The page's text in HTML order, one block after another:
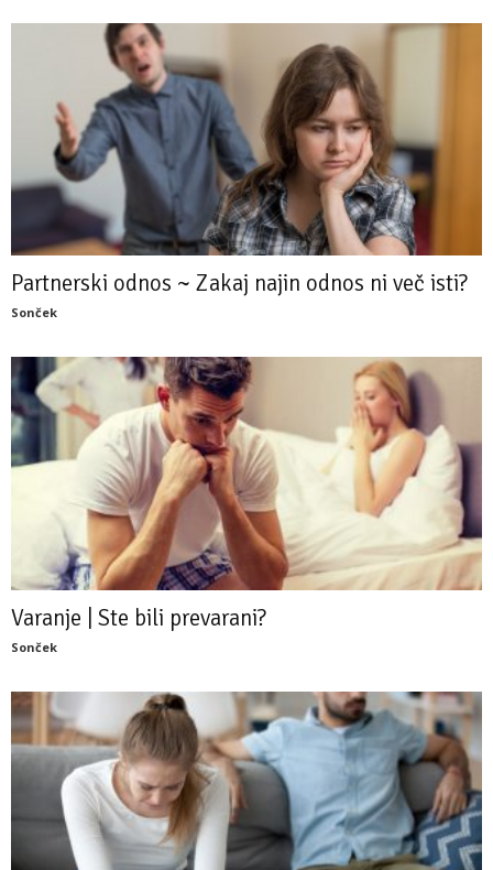
Partnerski odnos ~ Zakaj najin odnos ni več isti?
Sonček
Varanje | Ste bili prevarani?
Sonček